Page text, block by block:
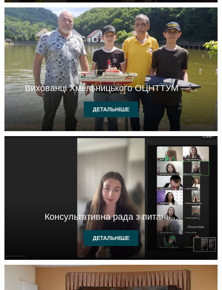
Вихованці Хмельницького ОЦНТТУМ —...
ДЕТАЛЬНІШЕ
Консультативна рада з питань...
ДЕТАЛЬНІШЕ